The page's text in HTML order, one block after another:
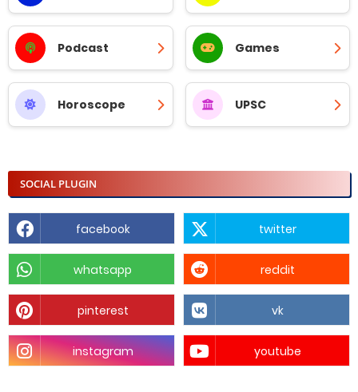
Podcast Games
Horoscope UPSC
SOCIAL PLUGIN
facebook twitter
whatsapp reddit
pinterest vk
instagram youtube